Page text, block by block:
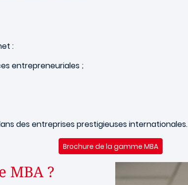
:
entrepreneuriales ;
des entreprises prestigieuses internationales.
Brochure de la gamme MBA
MBA ?